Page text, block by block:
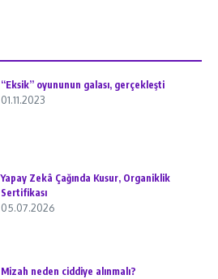
“Eksik” oyununun galası, gerçekleşti
01.11.2023
Yapay Zekâ Çağında Kusur, Organiklik
Sertifikası
05.07.2026
Mizah neden ciddiye alınmalı?